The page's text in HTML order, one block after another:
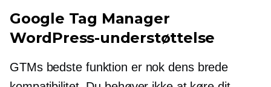
Google Tag Manager
WordPress-understøttelse
GTMs bedste funktion er nok dens brede